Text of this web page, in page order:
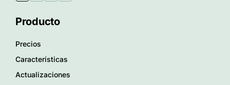
Producto
Precios
Características
Actualizaciones